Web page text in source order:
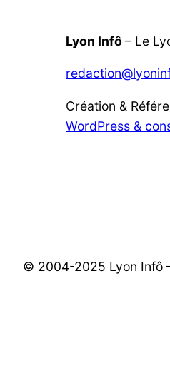
Lyon Infô – Le
Création &
WordPress &
© 2004-2025 Lyon Infô